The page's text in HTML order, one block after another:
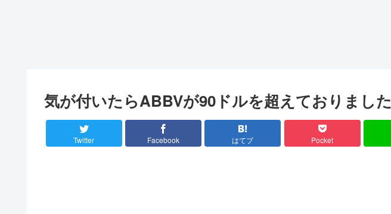
気が付いたらABBVが90ドルを超えておりました
Twitter Facebook はてブ Pocket